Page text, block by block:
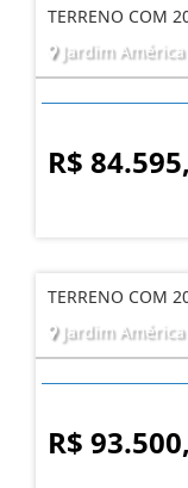
TERRENO COM
Jardim América
R$
TERRENO COM
Jardim América
R$